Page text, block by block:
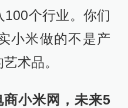
个行业。你们
小米做的不是产
术品。
小米网，未来5